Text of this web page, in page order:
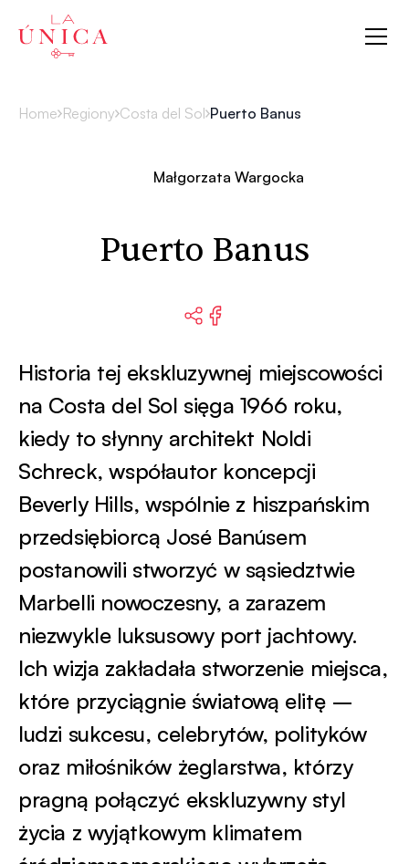
La Única
Home Regiony Costa del Sol Puerto Banus
Małgorzata Wargocka
Puerto Banus
Historia tej ekskluzywnej miejscowości
na Costa del Sol sięga 1966 roku,
kiedy to słynny architekt Noldi
Schreck, współautor koncepcji
Beverly Hills, wspólnie z hiszpańskim
przedsiębiorcą José Banúsem
postanowili stworzyć w sąsiedztwie
Marbelli nowoczesny, a zarazem
niezwykle luksusowy port jachtowy.
Ich wizja zakładała stworzenie miejsca,
które przyciągnie światową elitę –
ludzi sukcesu, celebrytów, polityków
oraz miłośników żeglarstwa, którzy
pragną połączyć ekskluzywny styl
życia z wyjątkowym klimatem